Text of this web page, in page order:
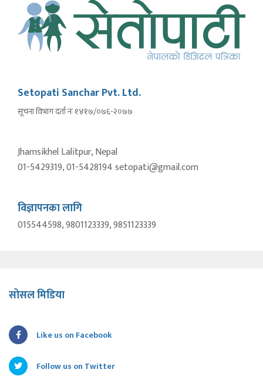
Setopati Sanchar Pvt. Ltd.
सूचना विभाग दर्ता नंः १४१७/०७६-२०७७
Jhamsikhel Lalitpur, Nepal
01-5429319, 01-5428194 setopati@gmail.com
विज्ञापनका लागि
015544598, 9801123339, 9851123339
सोसल मिडिया
Like us on Facebook
Follow us on Twitter